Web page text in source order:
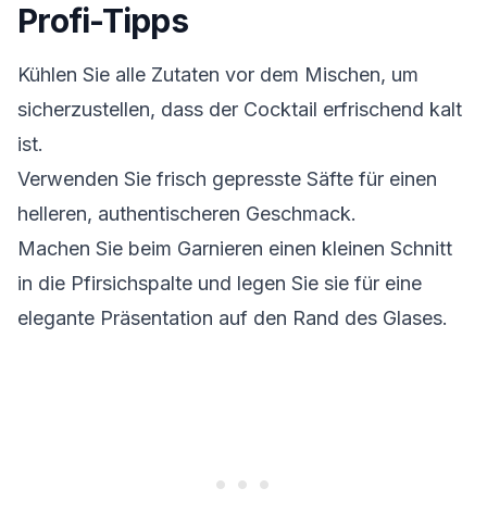
Profi-Tipps
Kühlen Sie alle Zutaten vor dem Mischen, um
sicherzustellen, dass der Cocktail erfrischend kalt
ist.
Verwenden Sie frisch gepresste Säfte für einen
helleren, authentischeren Geschmack.
Machen Sie beim Garnieren einen kleinen Schnitt
in die Pfirsichspalte und legen Sie sie für eine
elegante Präsentation auf den Rand des Glases.